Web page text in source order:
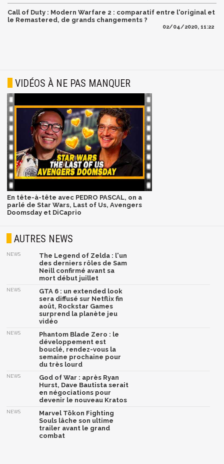
Call of Duty : Modern Warfare 2 : comparatif entre l'original et
le Remastered, de grands changements ?
02/04/2020, 11:22
VIDÉOS À NE PAS MANQUER
En tête-à-tête avec PEDRO PASCAL, on a
parlé de Star Wars, Last of Us, Avengers
Doomsday et DiCaprio
AUTRES NEWS
NEWS
The Legend of Zelda : l'un
des derniers rôles de Sam
Neill confirmé avant sa
mort début juillet
NEWS
GTA 6 : un extended look
sera diffusé sur Netflix fin
août, Rockstar Games
surprend la planète jeu
vidéo
NEWS
Phantom Blade Zero : le
développement est
bouclé, rendez-vous la
semaine prochaine pour
du très lourd
NEWS
God of War : après Ryan
Hurst, Dave Bautista serait
en négociations pour
devenir le nouveau Kratos
NEWS
Marvel Tōkon Fighting
Souls lâche son ultime
trailer avant le grand
combat